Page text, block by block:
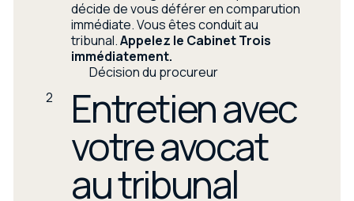
décide de vous déférer en comparution
immédiate. Vous êtes conduit au
tribunal.Appelez le Cabinet Trois
immédiatement.
Décision du procureur
2
Entretien avec
votre avocat
au tribunal